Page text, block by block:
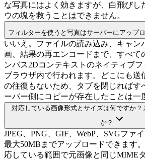
な写真にはよく効きますが、白飛びし
ウの塊を救うことはできません。
フィルターを使うと写真はサーバーにアップ
いいえ。ファイルの読み込み、キャン
画、結果の再エンコードまで、すべて
ンバス2Dコンテキストのネイティブ
ブラウザ内で行われます。どこにも送
の往復もないため、タブを閉じればす
ーバー側にコピーが存在したことは一
対応している画像形式とサイズは何ですか？
か？
JPEG、PNG、GIF、WebP、SVGファ
最大50MBまでアップロードできます
応している範囲で元画像と同じMIME